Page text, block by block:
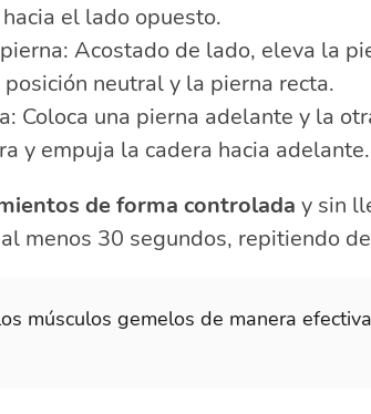
el lado opuesto.
Acostado de lado, eleva la
neutral y la pierna recta.
Coloca una pierna adelante y la
y empuja la cadera hacia adelante.
de forma controlada y sin
menos 30 segundos, repitiendo
músculos gemelos de manera efectiva